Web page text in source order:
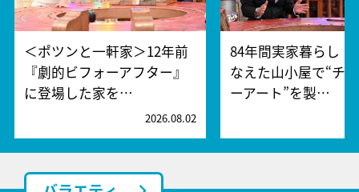
＜ポツンと一軒家＞12年前
『劇的ビフォーアフター』
に登場した家を…
2026.08.02
84年間実家暮らし！
なえた山小屋で“チ
ーアート”を製…